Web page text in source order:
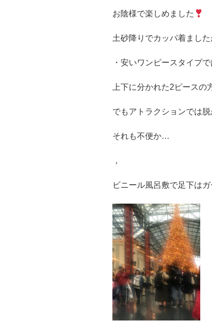
お陰様で楽しめました
土砂降りでカッパ着ました
・安いワンピースタイプ
上下に分かれた2ピースの
でもアトラクションでは
それも不便か…
，
ビニール風呂敷で足下はガ